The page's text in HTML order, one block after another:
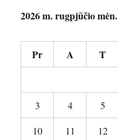
2026 m. rugpjūčio mėn.
Pr A T
3
4 5
10
11 12